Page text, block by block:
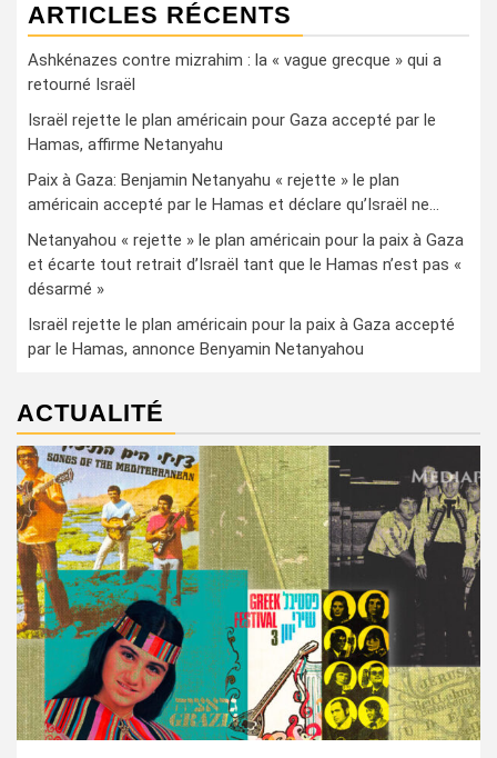
ARTICLES RÉCENTS
Ashkénazes contre mizrahim : la « vague grecque » qui a
retourné Israël
Israël rejette le plan américain pour Gaza accepté par le
Hamas, affirme Netanyahu
Paix à Gaza: Benjamin Netanyahu « rejette » le plan
américain accepté par le Hamas et déclare qu’Israël ne…
Netanyahou « rejette » le plan américain pour la paix à Gaza
et écarte tout retrait d’Israël tant que le Hamas n’est pas «
désarmé »
Israël rejette le plan américain pour la paix à Gaza accepté
par le Hamas, annonce Benyamin Netanyahou
ACTUALITÉ